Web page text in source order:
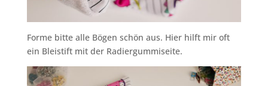
Forme bitte alle Bögen schön aus. Hier hilft mir oft
ein Bleistift mit der Radiergummiseite.